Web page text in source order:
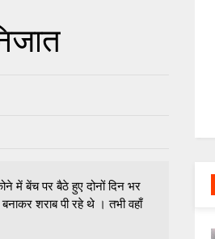
में बेंच पर बैठे हुए दोनों दिन भर
शराब पी रहे थे । तभी वहाँ